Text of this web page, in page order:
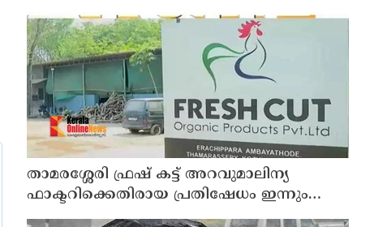
താമരശ്ശേരി ഫ്രഷ് കട്ട് അറവുമാലിന്യ
ഫാക്ടറിക്കെതിരായ പ്രതിഷേധം ഇന്നും
തുടരും